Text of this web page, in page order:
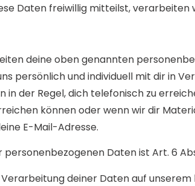
Daten freiwillig mitteilst, verarbeiten
deine oben genannten
persönlich und individuell mit dir in
der Regel, dich telefonisch zu
können oder wenn wir dir
E-Mail-Adresse.
Daten ist Art. 6
deiner Daten auf unserem